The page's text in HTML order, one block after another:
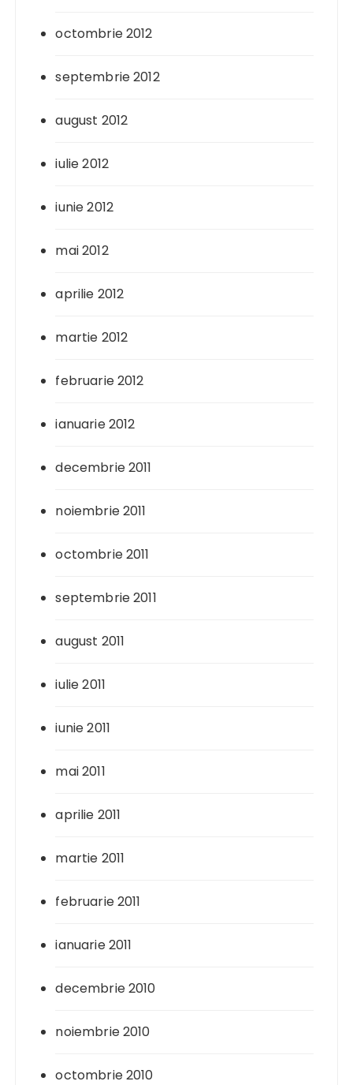
octombrie 2012
septembrie 2012
august 2012
iulie 2012
iunie 2012
mai 2012
aprilie 2012
martie 2012
februarie 2012
ianuarie 2012
decembrie 2011
noiembrie 2011
octombrie 2011
septembrie 2011
august 2011
iulie 2011
iunie 2011
mai 2011
aprilie 2011
martie 2011
februarie 2011
ianuarie 2011
decembrie 2010
noiembrie 2010
octombrie 2010